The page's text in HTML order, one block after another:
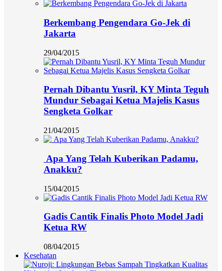
Berkembang Pengendara Go-Jek di
Jakarta
29/04/2015
Pernah Dibantu Yusril, KY Minta Teguh
Mundur Sebagai Ketua Majelis Kasus
Sengketa Golkar
21/04/2015
Apa Yang Telah Kuberikan Padamu,
Anakku?
15/04/2015
Gadis Cantik Finalis Photo Model Jadi
Ketua RW
08/04/2015
Kesehatan